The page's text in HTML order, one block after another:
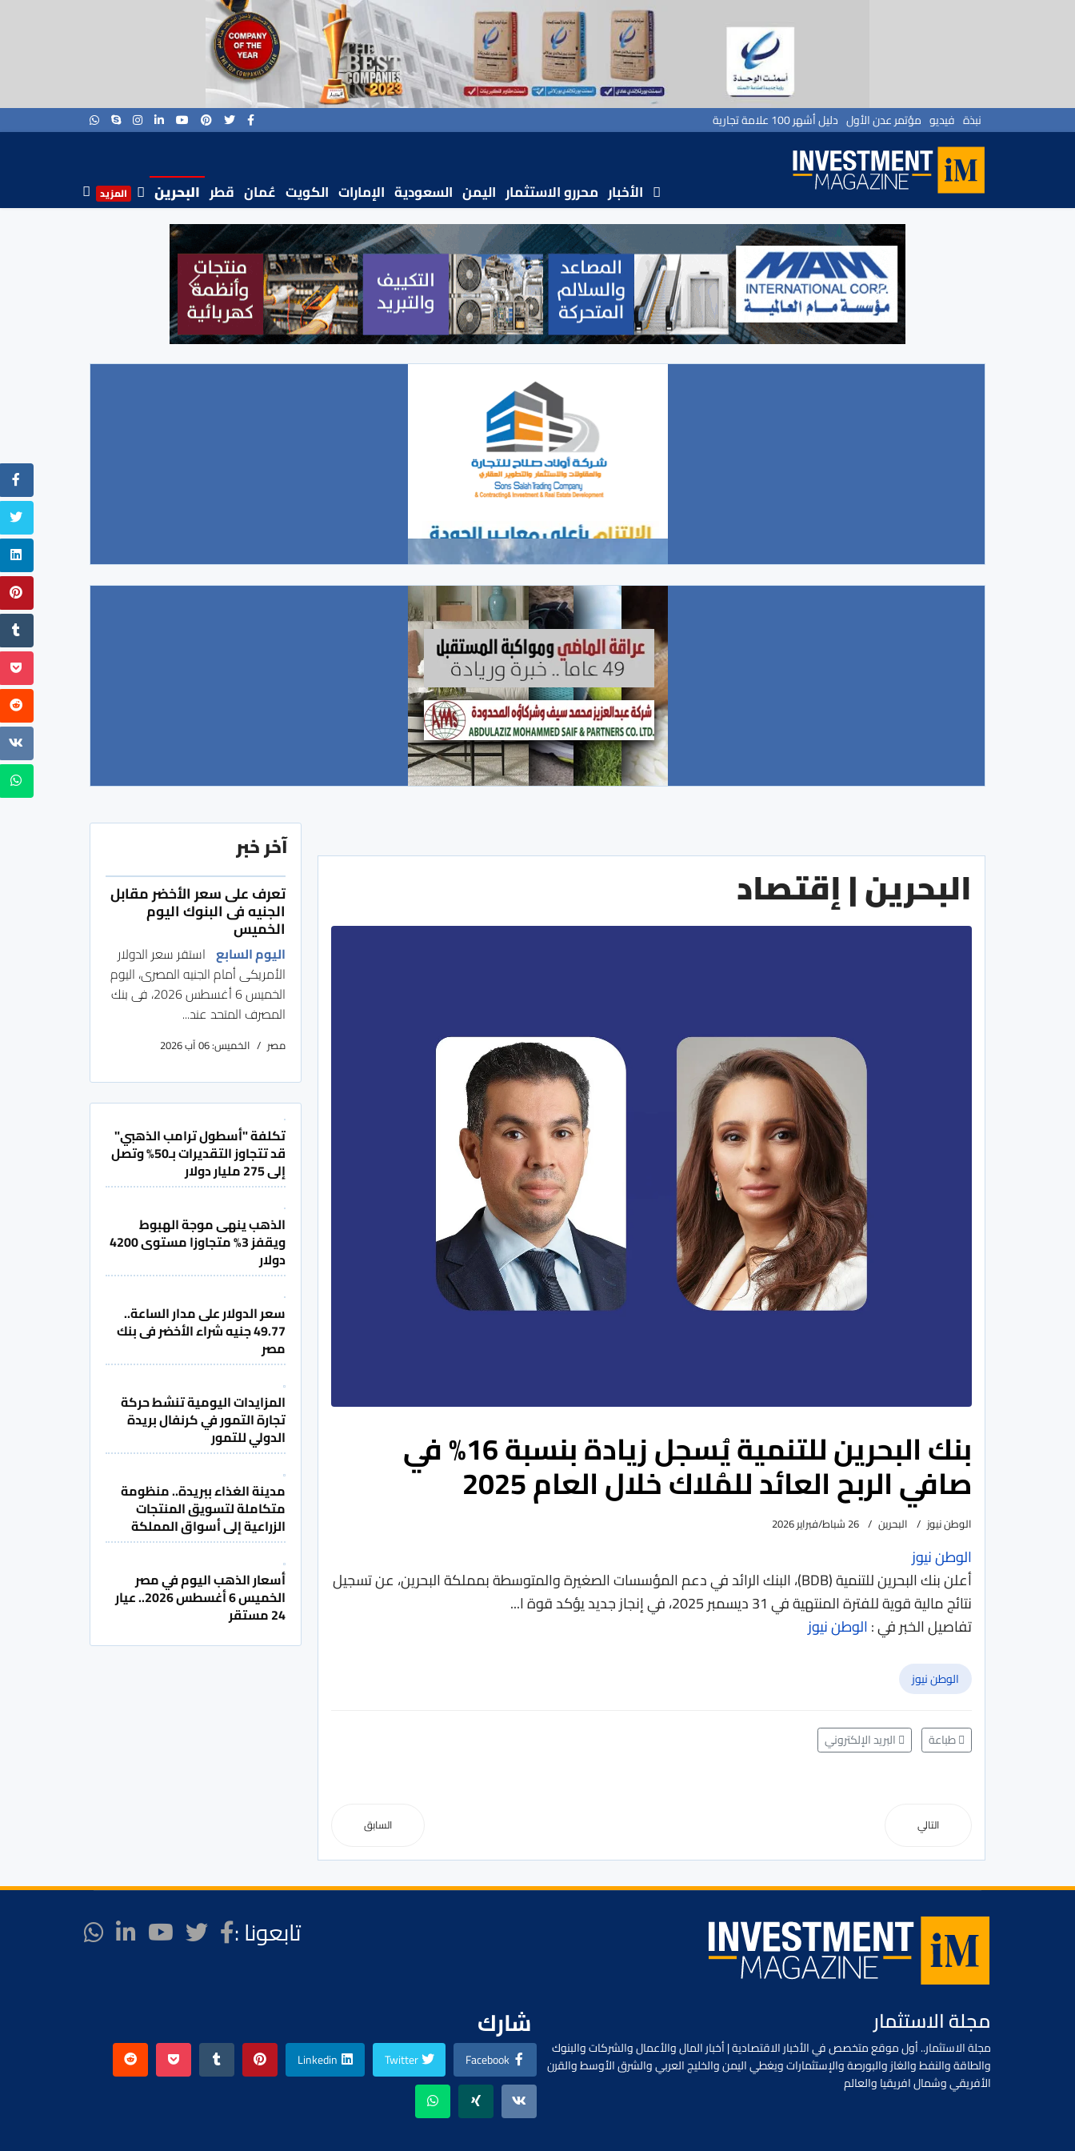
نبذة فيديو مؤتمر عدن الأول دليل أشهر 100 علامة تجارية
الأخبار محررو الاستثمار اليمن السعودية الإمارات الكويت عُمان قطر البحرين المزيد
البحرين | إقتصاد
بنك البحرين للتنمية يُسجل زيادة بنسبة 16% في
صافي الربح العائد للمُلاك خلال العام 2025
الوطن نيوز البحرين 26 شباط/فبراير 2026
الوطن نيوز
أعلن بنك البحرين للتنمية (BDB)، البنك الرائد في دعم المؤسسات الصغيرة والمتوسطة بمملكة البحرين، عن تسجيل
نتائج مالية قوية للفترة المنتهية في 31 ديسمبر 2025، في إنجاز جديد يؤكد قوة ا...
تفاصيل الخبر في :الوطن نيوز
الوطن نيوز
طباعة البريد الإلكتروني
السابق التالي
آخر خبر
تعرف على سعر الأخضر مقابل
الجنيه فى البنوك اليوم
الخميس
اليوم السابع استقر سعر الدولار
الأمريكى أمام الجنيه المصرى، اليوم
الخميس 6 أغسطس 2026، فى بنك
المصرف المتحد عند...
مصر الخميس: 06 آب 2026
تكلفة "أسطول ترامب الذهبي"
قد تتجاوز التقديرات بـ50% وتصل
إلى 275 مليار دولار
الذهب ينهى موجة الهبوط
ويقفز 3% متجاوزا مستوى 4200
دولار
سعر الدولار على مدار الساعة..
49.77 جنيه شراء الأخضر فى بنك
مصر
المزايدات اليومية تنشط حركة
تجارة التمور في كرنفال بريدة
الدولي للتمور
مدينة الغذاء ببريدة.. منظومة
متكاملة لتسويق المنتجات
الزراعية إلى أسواق المملكة
أسعار الذهب اليوم في مصر
الخميس 6 أغسطس 2026.. عيار
24 مستقر
تابعونا :
مجلة الاستثمار
مجلة الاستثمار.. أول موقع متخصص في الأخبار الاقتصادية | أخبار المال والأعمال والشركات والبنوك
والطاقة والنفط والغاز والبورصة والإستثمارات ويغطي اليمن والخليج العربي والشرق الأوسط والقرن
الأفريقي وشمال افريقيا والعالم
شارك
Facebook
Twitter
Linkedin